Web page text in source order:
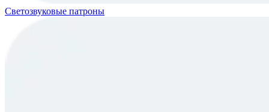
Светозвуковые патроны